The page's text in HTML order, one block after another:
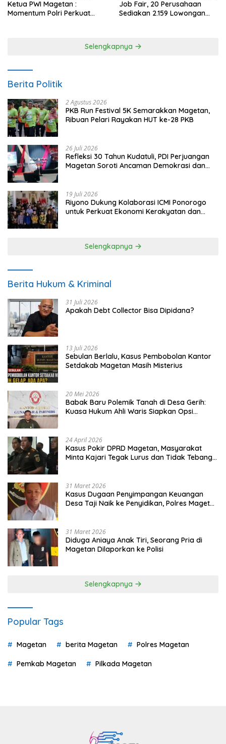
Ketua PWI Magetan :
Momentum Polri Perkuat
Job Fair, 20 Perusahaan
Sediakan 2.159 Lowongan
Selengkapnya
Berita Politik
2 Agustus 2026
PKB Run Festival 5K Semarakkan Magetan,
Ribuan Pelari Rayakan HUT ke-28 PKB
26 Juli 2026
Refleksi 30 Tahun Kudatuli, PDI Perjuangan
Magetan Soroti Ancaman Demokrasi dan
19 Juli 2026
Riyono Dukung Kolaborasi ICMI Ponorogo
untuk Perkuat Ekonomi Kerakyatan dan
Selengkapnya
Berita Hukum & Kriminal
31 Juli 2026
Apakah Debt Collector Bisa Dipidana?
13 Juli 2026
Sebulan Berlalu, Kasus Pembobolan Kantor
Setdakab Magetan Masih Misterius
20 Mei 2026
Babak Baru Polemik Tanah di Desa Gerih:
Kuasa Hukum Ahli Waris Siapkan Opsi
24 April 2026
Kasus Pokir DPRD Magetan, Masyarakat
Minta Kajari Tegak Lurus dan Tidak Tebang
31 Maret 2026
Kasus Dugaan Penyimpangan Keuangan
Desa Taji Naik ke Penyidikan, Polres Magetan
31 Maret 2026
Diduga Aniaya Anak Tiri, Seorang Pria di
Magetan Dilaporkan ke Polisi
Selengkapnya
Popular Tags
Magetan berita Magetan Polres Magetan
Pemkab Magetan Pilkada Magetan